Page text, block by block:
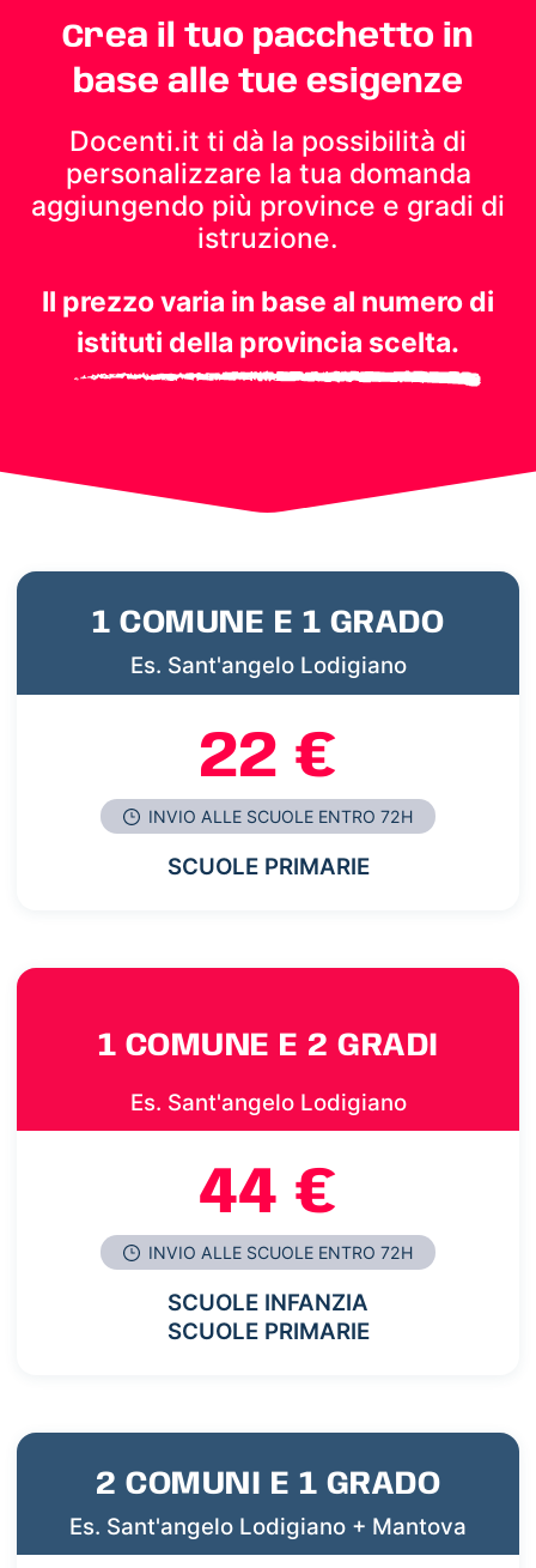
Crea il tuo pacchetto in
base alle tue esigenze
Docenti.it ti dà la possibilità di
personalizzare la tua domanda
aggiungendo più province e gradi di
istruzione.
Il prezzo varia in base al numero di
istituti della provincia scelta.
1 COMUNE E 1 GRADO
Es. Sant'angelo Lodigiano
22 €
INVIO ALLE SCUOLE ENTRO 72H
SCUOLE PRIMARIE
1 COMUNE E 2 GRADI
Es. Sant'angelo Lodigiano
44 €
INVIO ALLE SCUOLE ENTRO 72H
SCUOLE INFANZIA
SCUOLE PRIMARIE
2 COMUNI E 1 GRADO
Es. Sant'angelo Lodigiano + Mantova